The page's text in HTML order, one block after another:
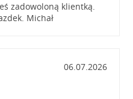
zadowoloną klientką.
Michał
06.07.2026